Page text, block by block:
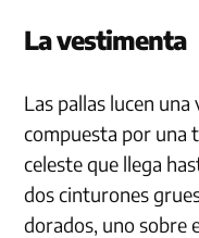
La vestimenta
Las pallas lucen
compuesta por una
celeste que llega
dos cinturones
dorados, uno sobre